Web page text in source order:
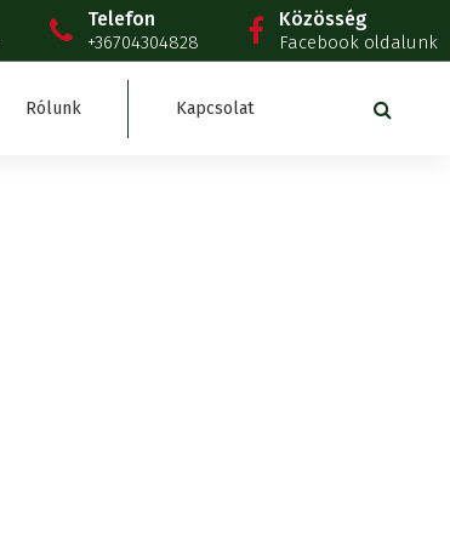
Telefon
+36704304828
Közösség
Facebook oldalunk
Rólunk Kapcsolat